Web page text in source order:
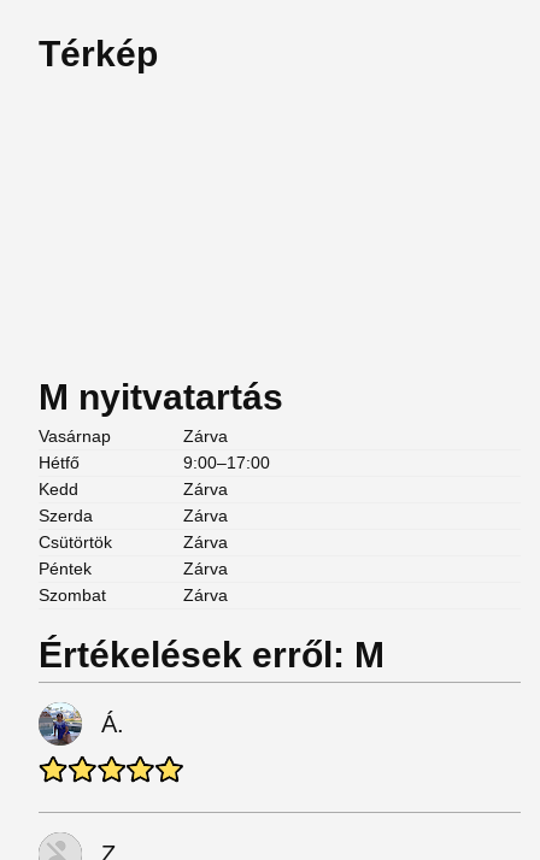
Térkép
M nyitvatartás
Vasárnap
Zárva
Hétfő
9:00–17:00
Kedd
Zárva
Szerda
Zárva
Csütörtök
Zárva
Péntek
Zárva
Szombat
Zárva
Értékelések erről: M
Á.
Z.